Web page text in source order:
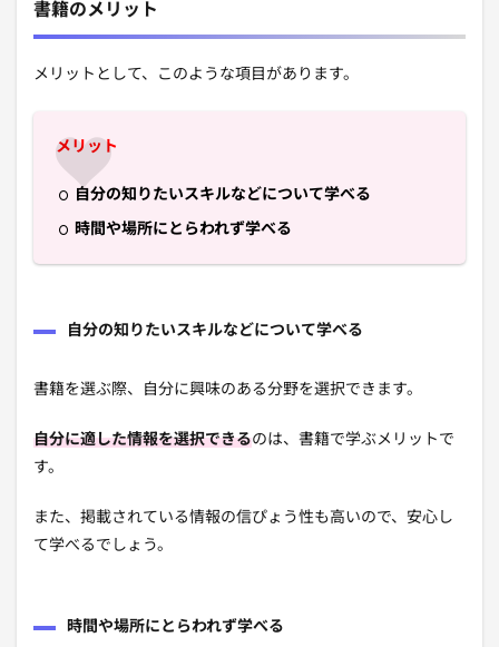
書籍のメリット
メリットとして、このような項目があります。
メリット
自分の知りたいスキルなどについて学べる
時間や場所にとらわれず学べる
自分の知りたいスキルなどについて学べる
書籍を選ぶ際、自分に興味のある分野を選択できます。
自分に適した情報を選択できるのは、書籍で学ぶメリットで
す。
また、掲載されている情報の信ぴょう性も高いので、安心し
て学べるでしょう。
時間や場所にとらわれず学べる